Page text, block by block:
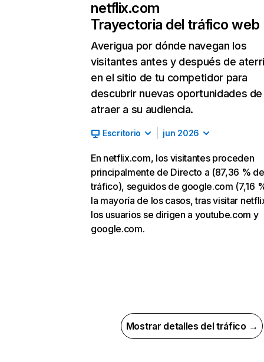
netflix.com
Trayectoria del tráfico web
Averigua por dónde navegan los
visitantes antes y después de
en el sitio de tu competidor para
descubrir nuevas oportunidades de
atraer a su audiencia.
Escritorio jun 2026
En netflix.com, los visitantes proceden
principalmente de Directo a (87,36 % de
tráfico), seguidos de google.com (7,16
la mayoría de los casos, tras visitar
los usuarios se dirigen a youtube.com y
google.com.
Mostrar detalles del tráfico →